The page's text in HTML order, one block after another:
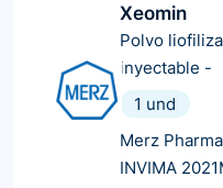
Xeomin
Polvo
inyectable -
1 und
Merz
INVIMA